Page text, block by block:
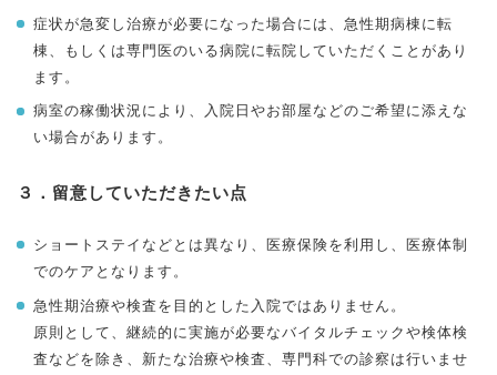
症状が急変し治療が必要になった場合には、急性期病棟に転
棟、もしくは専門医のいる病院に転院していただくことがあり
ます。
病室の稼働状況により、入院日やお部屋などのご希望に添えな
い場合があります。
３．留意していただきたい点
ショートステイなどとは異なり、医療保険を利用し、医療体制
でのケアとなります。
急性期治療や検査を目的とした入院ではありません。
原則として、継続的に実施が必要なバイタルチェックや検体検
査などを除き、新たな治療や検査、専門科での診察は行いませ